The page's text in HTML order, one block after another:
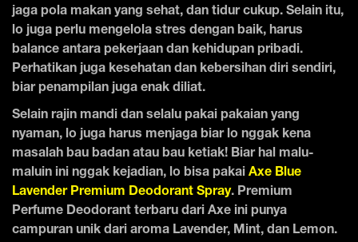
jaga pola makan yang sehat, dan tidur cukup. Selain itu,
lo juga perlu mengelola stres dengan baik, harus
balance antara pekerjaan dan kehidupan pribadi.
Perhatikan juga kesehatan dan kebersihan diri sendiri,
biar penampilan juga enak diliat.
Selain rajin mandi dan selalu pakai pakaian yang
nyaman, lo juga harus menjaga biar lo nggak kena
masalah bau badan atau bau ketiak! Biar hal malu-
maluin ini nggak kejadian, lo bisa pakai Axe Blue
Lavender Premium Deodorant Spray. Premium
Perfume Deodorant terbaru dari Axe ini punya
campuran unik dari aroma Lavender, Mint, dan Lemon.